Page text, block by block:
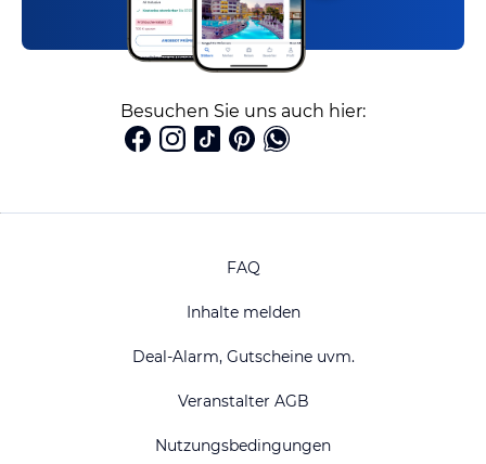
Besuchen Sie uns auch hier:
FAQ
Inhalte melden
Deal-Alarm, Gutscheine uvm.
Veranstalter AGB
Nutzungsbedingungen